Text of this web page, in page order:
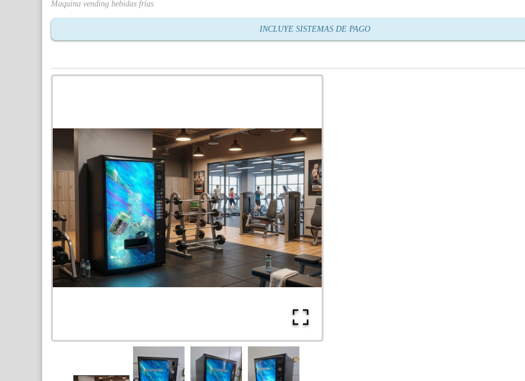
Maquina vending bebidas frías
INCLUYE SISTEMAS DE PAGO